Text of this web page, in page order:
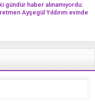
gündür haber alınamıyordu:
Ayşegül Yıldırım evinde